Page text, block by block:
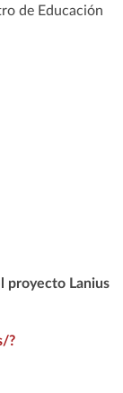
de Educación
proyecto Lanius
?